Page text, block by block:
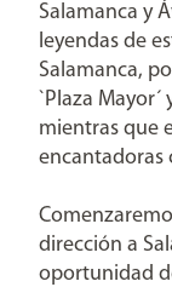
Salamanca y
leyendas de
Salamanca,
`Plaza
mientras que
encantadoras
dirección a
oportunidad